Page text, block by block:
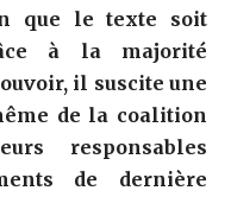
que le texte soit
à la majorité
il suscite une
de la coalition
responsables
de dernière